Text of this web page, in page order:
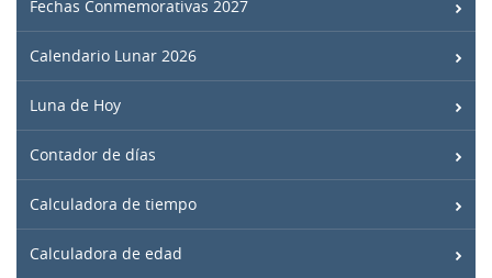
Fechas Conmemorativas 2027
Calendario Lunar 2026
Luna de Hoy
Contador de días
Calculadora de tiempo
Calculadora de edad